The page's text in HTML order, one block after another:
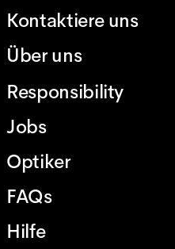
Kontaktiere uns
Über uns
Responsibility
Jobs
Optiker
FAQs
Hilfe